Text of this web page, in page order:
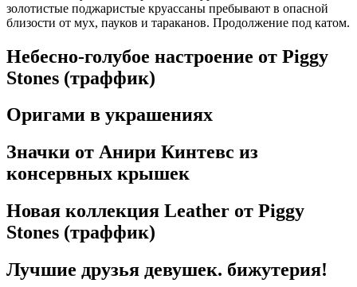
золотистые поджаристые круассаны пребывают в опасной
близости от мух, пауков и тараканов. Продолжение под катом.
Небесно-голубое настроение от Piggy
Stones (траффик)
Оригами в украшениях
Значки от Анири Кинтевс из
консервных крышек
Новая коллекция Leather от Piggy
Stones (траффик)
Лучшие друзья девушек. бижутерия!